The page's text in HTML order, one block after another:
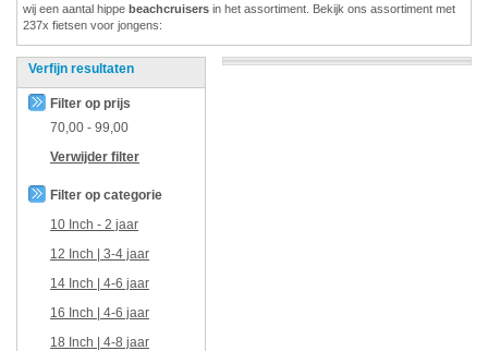
wij een aantal hippe beachcruisers in het assortiment. Bekijk ons assortiment met
237x fietsen voor jongens:
Verfijn resultaten
Filter op prijs
70,00 - 99,00
Verwijder filter
Filter op categorie
10 Inch - 2 jaar
12 Inch | 3-4 jaar
14 Inch | 4-6 jaar
16 Inch | 4-6 jaar
18 Inch | 4-8 jaar